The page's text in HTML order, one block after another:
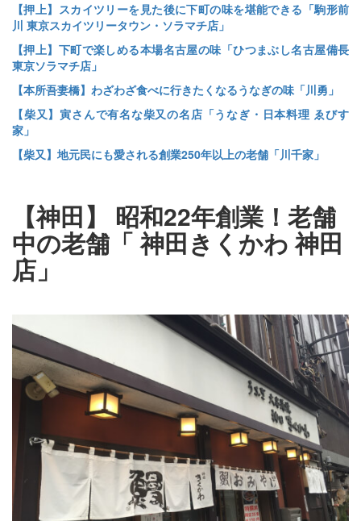
【押上】スカイツリーを見た後に下町の味を堪能できる「駒形前
川 東京スカイツリータウン・ソラマチ店」
【押上】下町で楽しめる本場名古屋の味「ひつまぶし名古屋備長
東京ソラマチ店」
【本所吾妻橋】わざわざ食べに行きたくなるうなぎの味「川勇」
【柴又】寅さんで有名な柴又の名店「うなぎ・日本料理 ゑびす
家」
【柴又】地元民にも愛される創業250年以上の老舗「川千家」
【神田】 昭和22年創業！老舗
中の老舗「神田きくかわ 神田
店」